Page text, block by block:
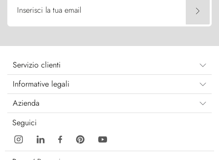
Inserisci la tua email
Servizio clienti
Informative legali
Azienda
Seguici